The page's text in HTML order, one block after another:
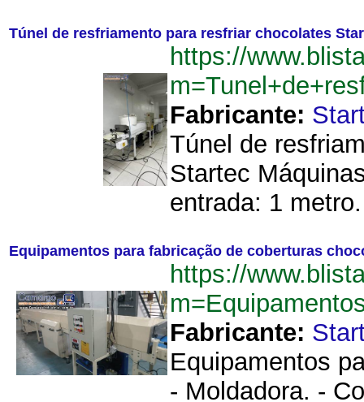
Túnel de resfriamento para resfriar chocolates
https://
Fabricante:
Túnel de
Startec
entrada: 1
Equipamentos para fabricação de coberturas
https://
Fabricante:
Equipamentos
- Moldadora. -